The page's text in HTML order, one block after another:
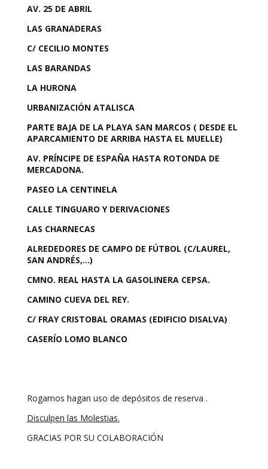
AV. 25 DE ABRIL
LAS GRANADERAS
C/ CECILIO MONTES
LAS BARANDAS
LA HURONA
URBANIZACIÓN ATALISCA
PARTE BAJA DE LA PLAYA SAN MARCOS ( DESDE EL
APARCAMIENTO DE ARRIBA HASTA EL MUELLE)
AV. PRÍNCIPE DE ESPAÑA HASTA ROTONDA DE
MERCADONA.
PASEO LA CENTINELA
CALLE TINGUARO Y DERIVACIONES
LAS CHARNECAS
ALREDEDORES DE CAMPO DE FÚTBOL (C/LAUREL,
SAN ANDRÉS,…)
CMNO. REAL HASTA LA GASOLINERA CEPSA.
CAMINO CUEVA DEL REY.
C/ FRAY CRISTOBAL ORAMAS (EDIFICIO DISALVA)
CASERÍO LOMO BLANCO
Rogamos hagan uso de depósitos de reserva .
Disculpen las Molestias.
GRACIAS POR SU COLABORACIÓN